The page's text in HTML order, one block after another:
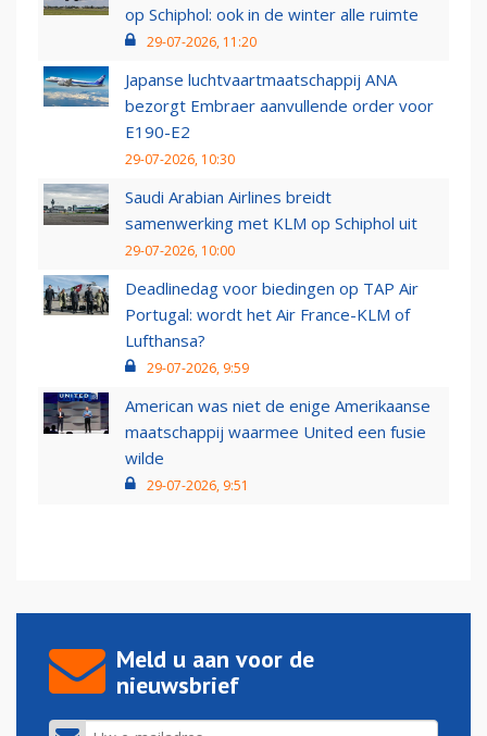
op Schiphol: ook in de winter alle ruimte
29-07-2026, 11:20
Japanse luchtvaartmaatschappij ANA
bezorgt Embraer aanvullende order voor
E190-E2
29-07-2026, 10:30
Saudi Arabian Airlines breidt
samenwerking met KLM op Schiphol uit
29-07-2026, 10:00
Deadlinedag voor biedingen op TAP Air
Portugal: wordt het Air France-KLM of
Lufthansa?
29-07-2026, 9:59
American was niet de enige Amerikaanse
maatschappij waarmee United een fusie
wilde
29-07-2026, 9:51
Meld u aan voor de
nieuwsbrief